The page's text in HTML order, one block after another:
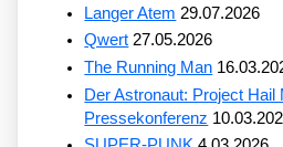
Langer Atem 29.07.2026
Qwert 27.05.2026
The Running Man
Der Astronaut: Project Hail
Pressekonferenz